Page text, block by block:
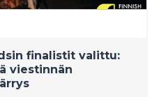
finalistit valittu:
viestinnän